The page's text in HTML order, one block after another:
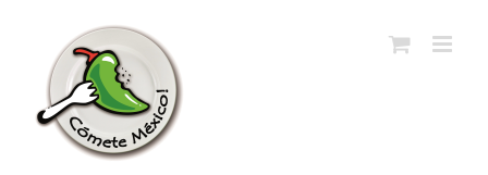
contenido